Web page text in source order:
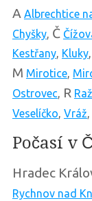
A Albrechtice
Chyšky, Č
Kestřany, Kluky,
M Mirotice,
Ostrovec, R
Veselíčko, Vráž,
Počasí v
Hradec
Rychnov nad